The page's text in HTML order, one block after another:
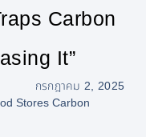
Carbon
It”
กรกฎาคม 2, 2025
Stores Carbon